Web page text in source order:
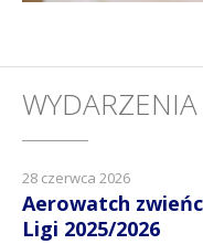
WYDARZENIA
28 czerwca 2026
Aerowatch
Ligi 2025/2026